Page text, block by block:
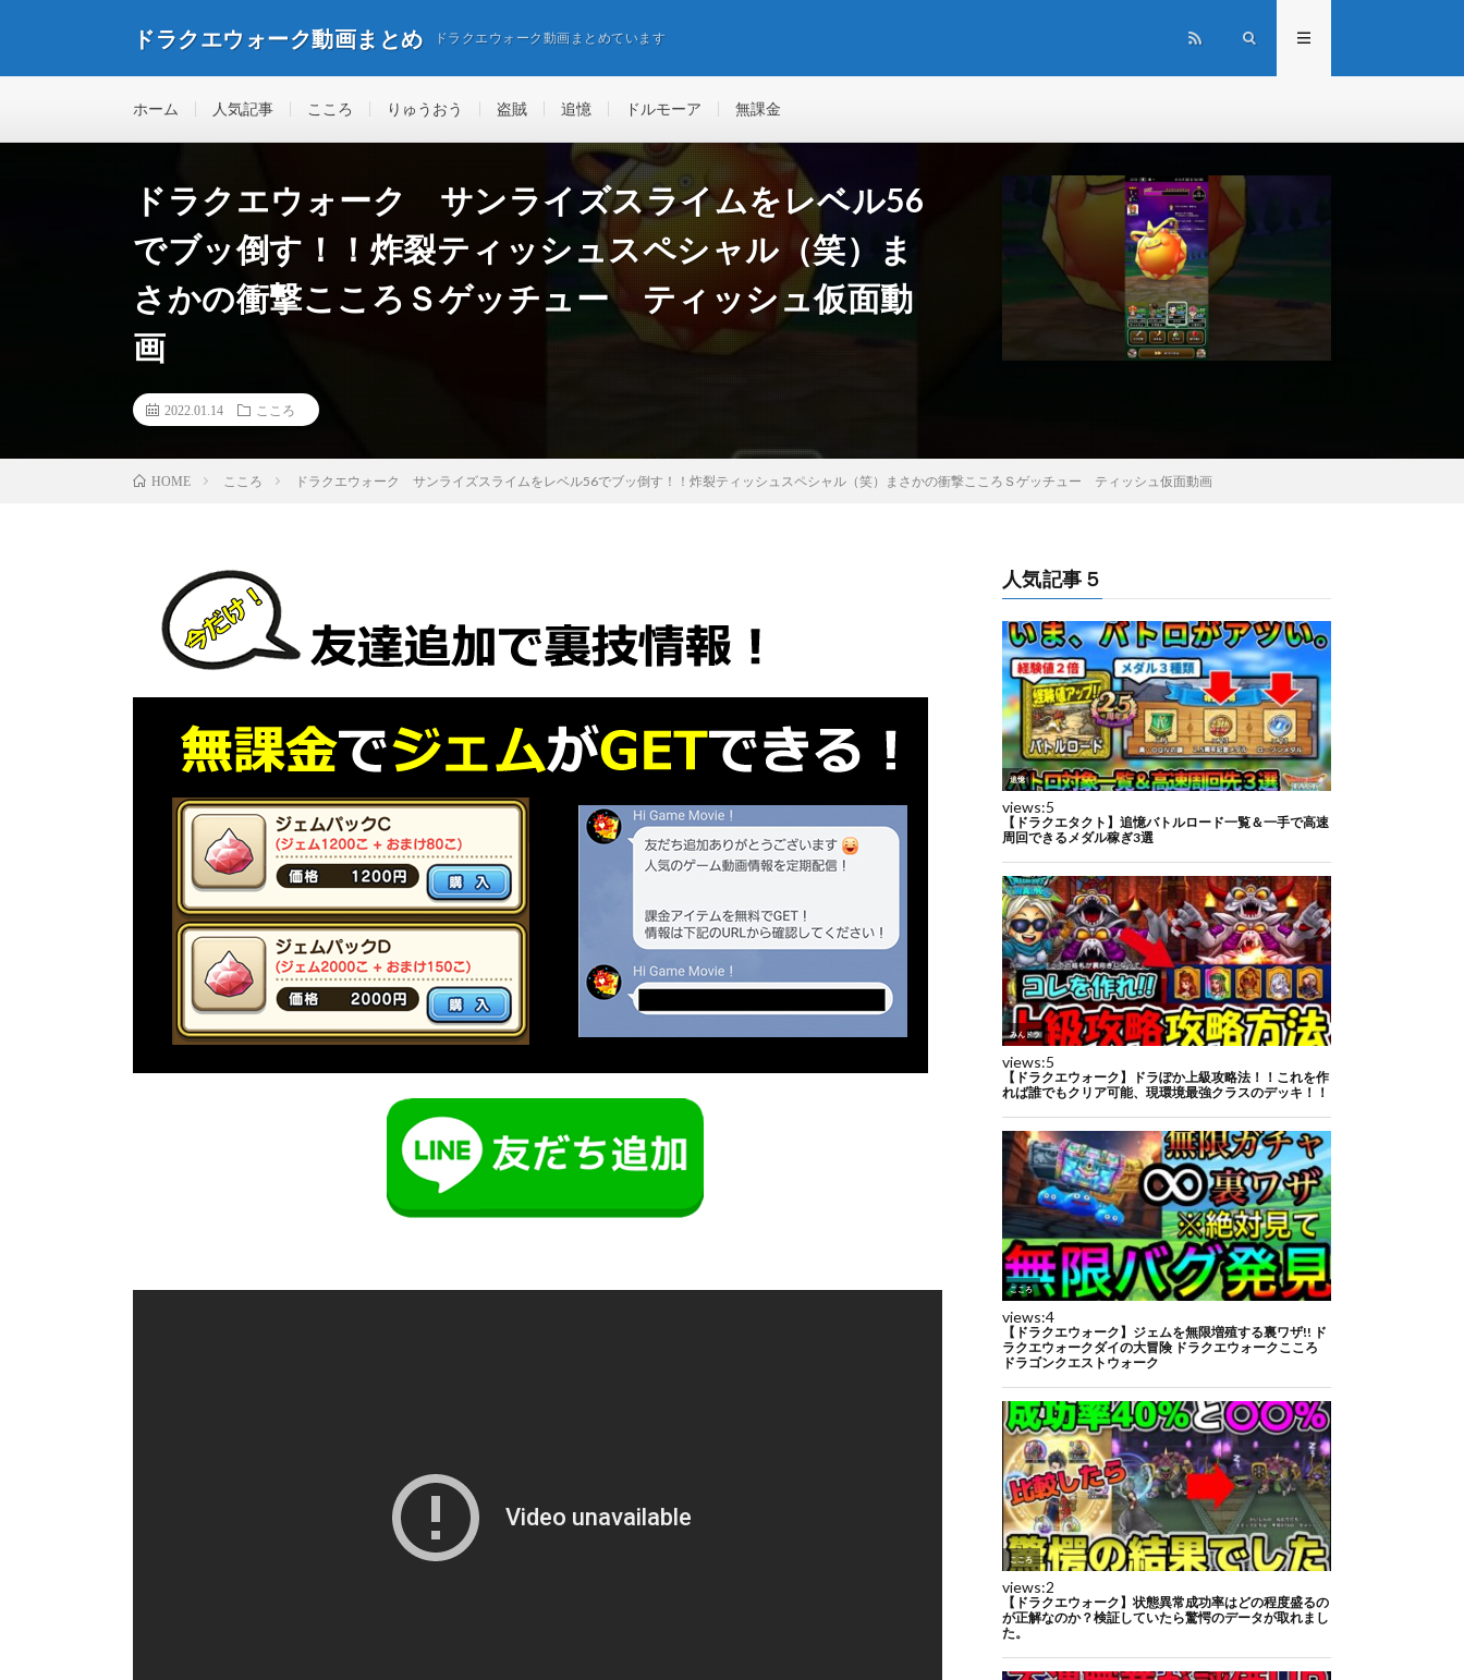
ドラクエウォーク動画まとめ ドラクエウォーク動画まとめています
ホーム 人気記事 こころ りゅうおう 盗賊 追憶 ドルモーア 無課金
ドラクエウォーク サンライズスライムをレベル56
でブッ倒す！！炸裂ティッシュスペシャル（笑）ま
さかの衝撃こころＳゲッチュー ティッシュ仮面動
画
2022.01.14 こころ
HOME こころ ドラクエウォーク サンライズスライムをレベル56でブッ倒す！！炸裂ティッシュスペシャル（笑）まさかの衝撃こころＳゲッチュー ティッシュ仮面動画
人気記事５